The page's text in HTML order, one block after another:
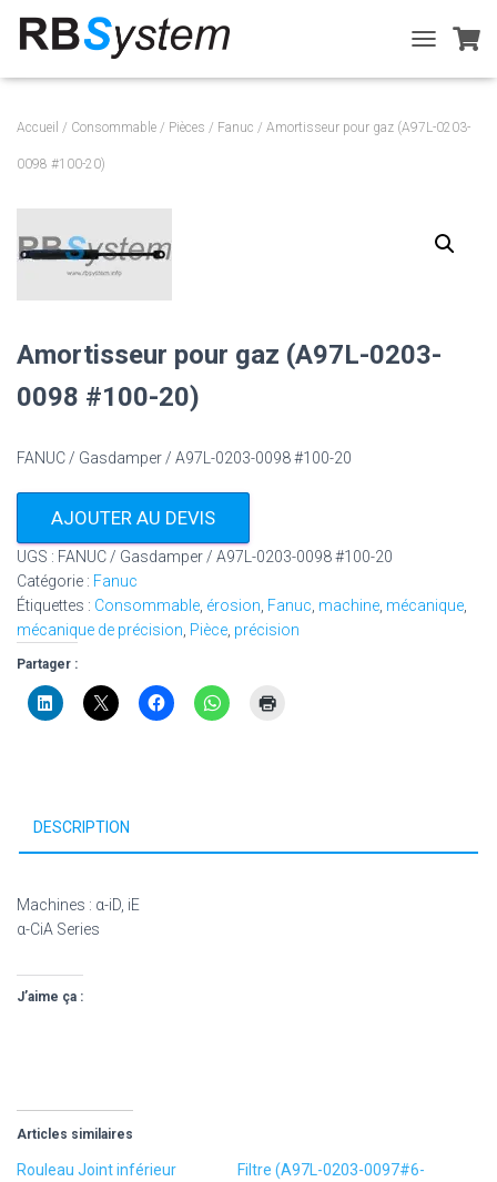
O
G
O
Accueil / Consommable / Pièces / Fanuc / Amortisseur pour gaz (A97L-0203-
0098 #100-20)
Amortisseur pour gaz (A97L-0203-
0098 #100-20)
FANUC / Gasdamper / A97L-0203-0098 #100-20
AJOUTER AU DEVIS
UGS : FANUC / Gasdamper / A97L-0203-0098 #100-20
Catégorie : Fanuc
Étiquettes : Consommable érosion Fanuc machine mécanique
mécanique de précision Pièce précision
Partager :
DESCRIPTION
Machines : α-iD, iE
α-CiA Series
J’aime ça :
Articles similaires
Rouleau Joint inférieur
Filtre (A97L-0203-0097#6-